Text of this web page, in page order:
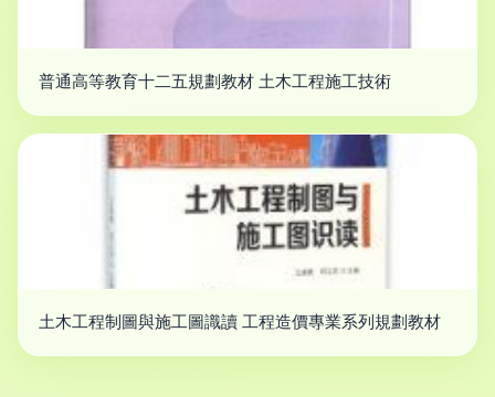
普通高等教育十二五規劃教材 土木工程施工技術
土木工程制圖與施工圖識讀 工程造價專業系列規劃教材